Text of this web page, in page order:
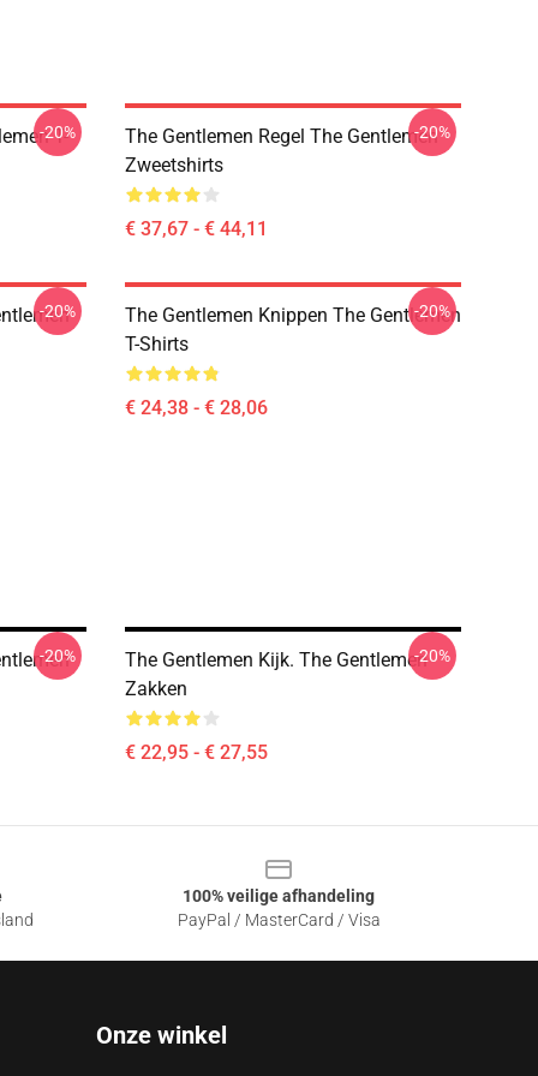
T-
-20%
The Gentlemen Regel The Gentlemen
Zweetshirts
€ 37,67 - € 44,11
-20%
-20%
The Gentlemen Knippen The Gentlemen
T-Shirts
€ 24,38 - € 28,06
-20%
-20%
The Gentlemen Kijk. The Gentlemen
Zakken
€ 22,95 - € 27,55
-20%
100% veilige afhandeling
PayPal / MasterCard / Visa
Onze winkel